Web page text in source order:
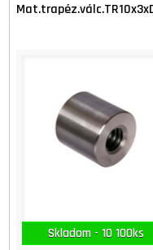
Skladom - 10 100ks